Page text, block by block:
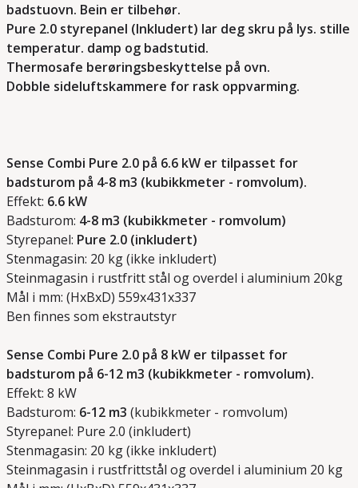
badstuovn. Bein er tilbehør.
Pure 2.0 styrepanel (Inkludert) lar deg skru på lys. stille
temperatur. damp og badstutid.
Thermosafe berøringsbeskyttelse på ovn.
Dobble sideluftskammere for rask oppvarming.
Sense Combi Pure 2.0 på 6.6 kW er tilpasset for
badsturom på 4-8 m3 (kubikkmeter - romvolum).
Effekt: 6.6 kW
Badsturom: 4-8 m3 (kubikkmeter - romvolum)
Styrepanel: Pure 2.0 (inkludert)
Stenmagasin: 20 kg (ikke inkludert)
Steinmagasin i rustfritt stål og overdel i aluminium 20kg
Mål i mm: (HxBxD) 559x431x337
Ben finnes som ekstrautstyr
Sense Combi Pure 2.0 på 8 kW er tilpasset for
badsturom på 6-12 m3 (kubikkmeter - romvolum).
Effekt: 8 kW
Badsturom: 6-12 m3 (kubikkmeter - romvolum)
Styrepanel: Pure 2.0 (inkludert)
Stenmagasin: 20 kg (ikke inkludert)
Steinmagasin i rustfrittstål og overdel i aluminium 20 kg